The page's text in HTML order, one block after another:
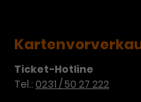
Ticket-Hotline
Tel.: 0231 / 50 27 222